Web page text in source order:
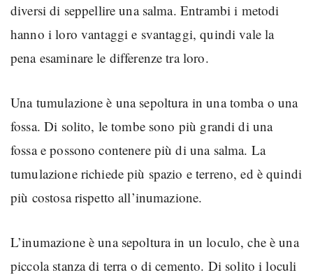
diversi di seppellire una salma. Entrambi i metodi
hanno i loro vantaggi e svantaggi, quindi vale la
pena esaminare le differenze tra loro.
Una tumulazione è una sepoltura in una tomba o una
fossa. Di solito, le tombe sono più grandi di una
fossa e possono contenere più di una salma. La
tumulazione richiede più spazio e terreno, ed è quindi
più costosa rispetto all’inumazione.
L’inumazione è una sepoltura in un loculo, che è una
piccola stanza di terra o di cemento. Di solito i loculi